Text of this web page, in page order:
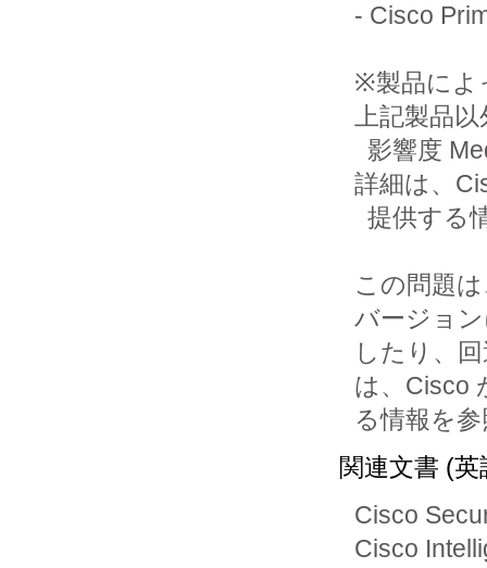
- Cisco
※製品によ
上記製品
詳細は、
この問題
バージョ
したり、
は、Cisco
る情報を
関連文書 (英
Cisco
Cisco